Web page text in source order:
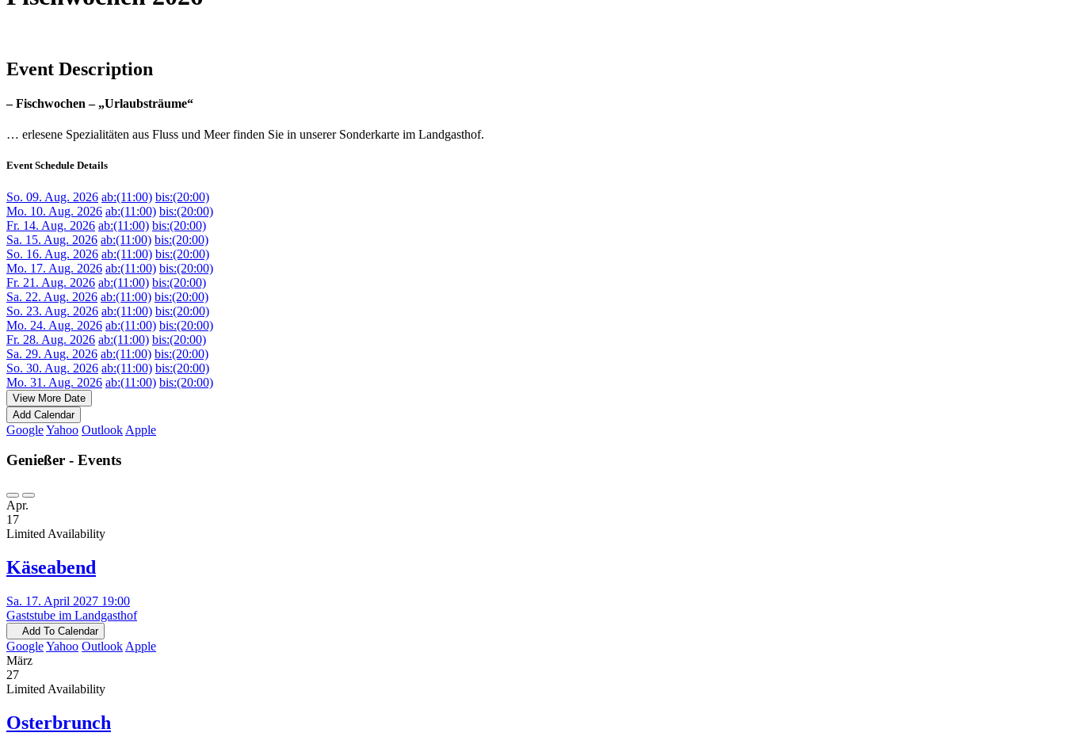
Event Description
– Fischwochen – „Urlaubsträume“
… erlesene Spezialitäten aus Fluss und Meer finden Sie in unserer Sonderkarte im Landgasthof.
Event Schedule Details
So. 09. Aug. 2026 ab:(11:00) bis:(20:00)
Mo. 10. Aug. 2026 ab:(11:00) bis:(20:00)
Fr. 14. Aug. 2026 ab:(11:00) bis:(20:00)
Sa. 15. Aug. 2026 ab:(11:00) bis:(20:00)
So. 16. Aug. 2026 ab:(11:00) bis:(20:00)
Mo. 17. Aug. 2026 ab:(11:00) bis:(20:00)
Fr. 21. Aug. 2026 ab:(11:00) bis:(20:00)
Sa. 22. Aug. 2026 ab:(11:00) bis:(20:00)
So. 23. Aug. 2026 ab:(11:00) bis:(20:00)
Mo. 24. Aug. 2026 ab:(11:00) bis:(20:00)
Fr. 28. Aug. 2026 ab:(11:00) bis:(20:00)
Sa. 29. Aug. 2026 ab:(11:00) bis:(20:00)
So. 30. Aug. 2026 ab:(11:00) bis:(20:00)
Mo. 31. Aug. 2026 ab:(11:00) bis:(20:00)
View More Date
Add Calendar
GoogleYahoo Outlook Apple
Genießer - Events
Apr.
17
Limited Availability
Käseabend
Sa. 17. April 2027 19:00
Gaststube im Landgasthof
Add To Calendar
GoogleYahoo Outlook Apple
März
27
Limited Availability
Osterbrunch